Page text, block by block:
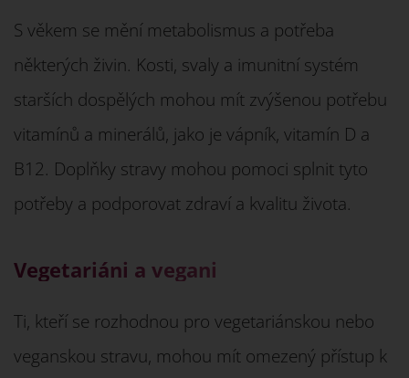
S věkem se mění metabolismus a potřeba
některých živin. Kosti, svaly a imunitní systém
starších dospělých mohou mít zvýšenou potřebu
vitamínů a minerálů, jako je vápník, vitamín D a
B12. Doplňky stravy mohou pomoci splnit tyto
potřeby a podporovat zdraví a kvalitu života.
Vegetariáni a vegani
Ti, kteří se rozhodnou pro vegetariánskou nebo
veganskou stravu, mohou mít omezený přístup k